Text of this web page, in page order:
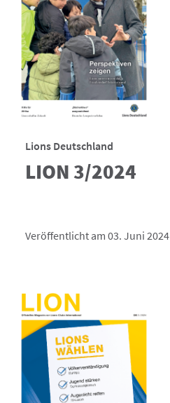
Lions Deutschland
LION 3/2024
Veröffentlicht am 03. Juni 2024